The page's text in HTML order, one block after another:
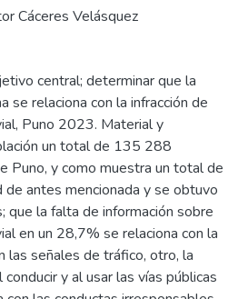
Cáceres Velásquez
central; determinar que la
se relaciona con la infracción de
Puno 2023. Material y
un total de 135 288
Puno, y como muestra un total de
antes mencionada y se obtuvo
que la falta de información sobre
en un 28,7% se relaciona con la
las señales de tráfico, otro, la
y al usar las vías públicas